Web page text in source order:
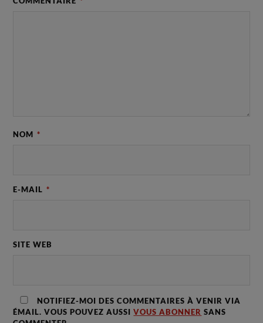
NOM *
E-MAIL *
SITE WEB
NOTIFIEZ-MOI DES COMMENTAIRES À VENIR VIA
ÉMAIL. VOUS POUVEZ AUSSIVOUS ABONNER SANS